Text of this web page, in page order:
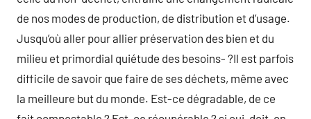
de nos modes de production, de distribution et d’usage.
Jusqu’où aller pour allier préservation des bien et du
milieu et primordial quiétude des besoins- ?Il est parfois
difficile de savoir que faire de ses déchets, même avec
la meilleure but du monde. Est-ce dégradable, de ce